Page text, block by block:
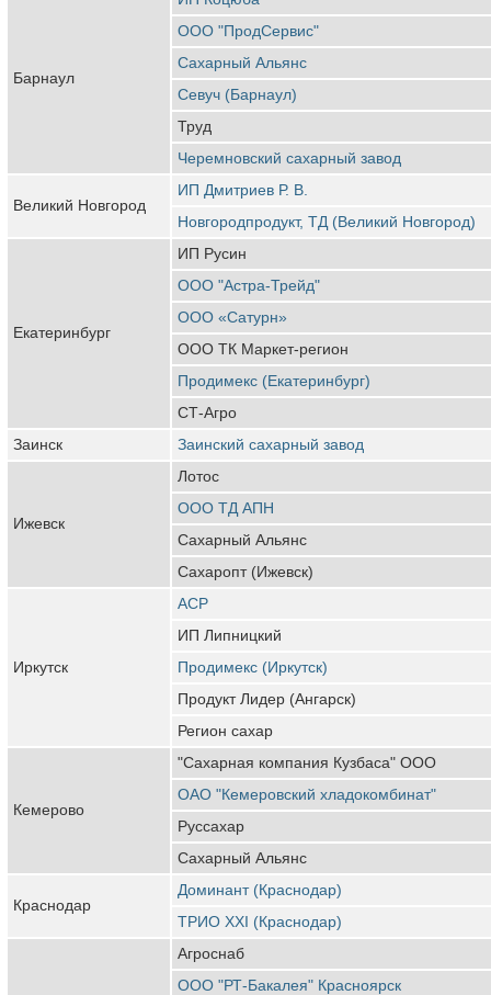
Барнаул
ООО "ПродСервис"
Сахарный Альянс
Севуч (Барнаул)
Труд
Черемновский сахарный завод
Великий Новгород
ИП Дмитриев Р. В.
Новгородпродукт, ТД (Великий Новгород)
Екатеринбург
ИП Русин
ООО "Астра-Трейд"
ООО «Сатурн»
ООО ТК Маркет-регион
Продимекс (Екатеринбург)
СТ-Агро
Заинск
Заинский сахарный завод
Ижевск
Лотос
ООО ТД АПН
Сахарный Альянс
Сахаропт (Ижевск)
Иркутск
АСР
ИП Липницкий
Продимекс (Иркутск)
Продукт Лидер (Ангарск)
Регион сахар
Кемерово
"Сахарная компания Кузбаса" ООО
ОАО "Кемеровский хладокомбинат"
Руссахар
Сахарный Альянс
Краснодар
Доминант (Краснодар)
ТРИО XXI (Краснодар)
Агроснаб
ООО "РТ-Бакалея" Красноярск